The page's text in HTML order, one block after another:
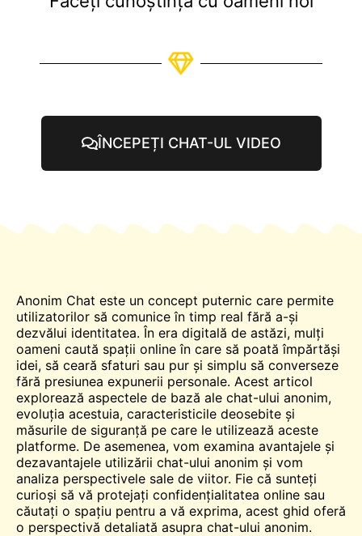
ÎNCEPEȚI CHAT-UL VIDEO
Anonim Chat este un concept puternic care permite
utilizatorilor să comunice în timp real fără a-și
dezvălui identitatea. În era digitală de astăzi, mulți
oameni caută spații online în care să poată împărtăși
idei, să ceară sfaturi sau pur și simplu să converseze
fără presiunea expunerii personale. Acest articol
explorează aspectele de bază ale chat-ului anonim,
evoluția acestuia, caracteristicile deosebite și
măsurile de siguranță pe care le utilizează aceste
platforme. De asemenea, vom examina avantajele și
dezavantajele utilizării chat-ului anonim și vom
analiza perspectivele sale de viitor. Fie că sunteți
curioși să vă protejați confidențialitatea online sau
căutați o spațiu pentru a vă exprima, acest ghid oferă
o perspectivă detaliată asupra chat-ului anonim.